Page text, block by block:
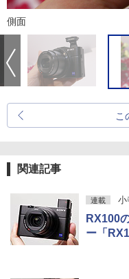
側面
こ
関連記事
連載 小
RX100
ー「